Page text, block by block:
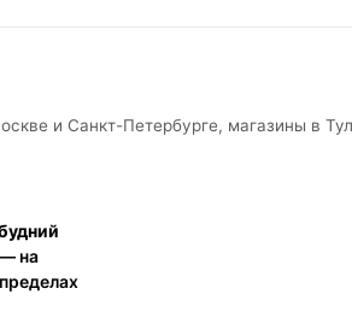
и Санкт-Петербурге, магазины в
на